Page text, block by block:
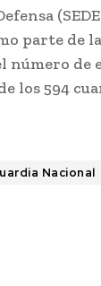
parte de
número de
los 594
Nacional